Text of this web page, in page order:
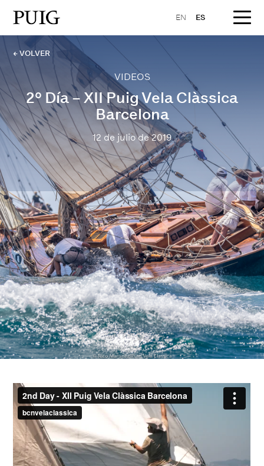
EN ES
← VOLVER
VIDEOS
2º Día – XII Puig Vela Clàssica
Barcelona
12 de julio de 2019